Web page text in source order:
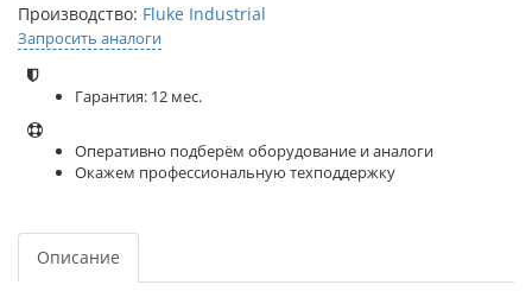
Производство: Fluke Industrial
Запросить аналоги
Гарантия: 12 мес.
Оперативно подберём оборудование и аналоги
Окажем профессиональную техподдержку
Описание